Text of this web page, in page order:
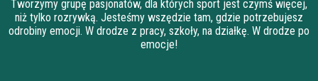
Tworzymy grupę pasjonatów, dla których sport jest czymś więcej,
niż tylko rozrywką. Jesteśmy wszędzie tam, gdzie potrzebujesz
odrobiny emocji. W drodze z pracy, szkoły, na działkę. W drodze po
emocje!